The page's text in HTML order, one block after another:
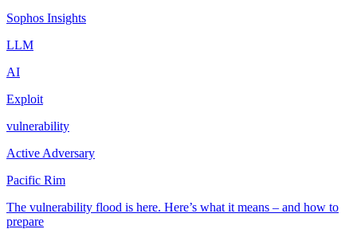
Sophos Insights
LLM
AI
Exploit
vulnerability
Active Adversary
Pacific Rim
The vulnerability flood is here. Here’s what it means – and how to
prepare